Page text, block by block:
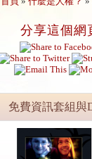
分享這個網
免費資訊套組與